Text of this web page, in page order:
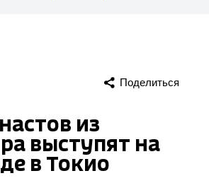
Поделиться
из
выступят на
в Токио